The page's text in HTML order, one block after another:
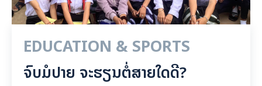
EDUCATION & SPORTS
ຈົບມໍປາຍ ຈະຮຽນຕໍ່ສາຍໃດດີ?